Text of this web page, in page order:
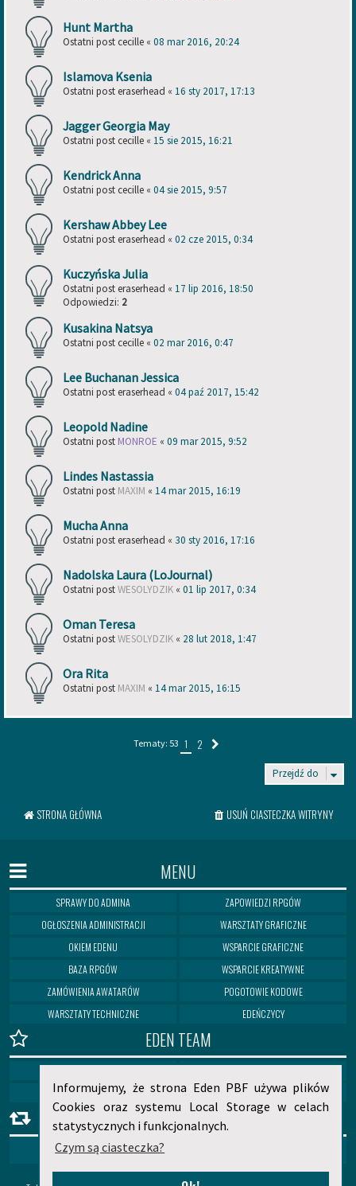
Informujemy, że strona Eden PBF używa plików
Cookies oraz systemu Local Storage w celach
statystycznych i funkcjonalnych.
Czym są ciasteczka?
Hunt Martha
Ostatni postcecille « 08 mar 2016, 20:24
Islamova Ksenia
Ostatni posteraserhead « 16 sty 2017, 17:13
Jagger Georgia May
Ostatni postcecille « 15 sie 2015, 16:21
Kendrick Anna
Ostatni postcecille « 04 sie 2015, 9:57
Kershaw Abbey Lee
Ostatni posteraserhead « 02 cze 2015, 0:34
Kuczyńska Julia
Ostatni posteraserhead « 17 lip 2016, 18:50
Odpowiedzi: 2
Kusakina Natsya
Ostatni postcecille « 02 mar 2016, 0:47
Lee Buchanan Jessica
Ostatni posteraserhead « 04 paź 2017, 15:42
Leopold Nadine
Ostatni post MONROE « 09 mar 2015, 9:52
Lindes Nastassia
Ostatni post MAXIM « 14 mar 2015, 16:19
Mucha Anna
Ostatni posteraserhead « 30 sty 2016, 17:16
Nadolska Laura (LoJournal)
Ostatni postWESOLYDZIK « 01 lip 2017, 0:34
Oman Teresa
Ostatni postWESOLYDZIK « 28 lut 2018, 1:47
Ora Rita
Ostatni post MAXIM « 14 mar 2015, 16:15
Tematy: 53 1 2
Przejdź do
STRONA GŁÓWNA USUŃ CIASTECZKA WITRYNY
MENU
SPRAWY DO ADMINA
OGŁOSZENIA ADMINISTRACJI
OKIEM EDENU
BAZA RPGÓW
ZAPOWIEDZI RPGÓW
WARSZTATY GRAFICZNE
WSPARCIE GRAFICZNE
WSPARCIE KREATYWNE
ZAMÓWIENIA AWATARÓW
WARSZTATY TECHNICZNE
POGOTOWIE KODOWE
EDEŃCZYCY
EDEN TEAM
MEDUSA
HIERA
ELIAN
NORITOSHI
PARTNERZY
© 2019 by Eden Team